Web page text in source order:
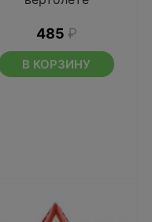
485 ₽
В КОРЗИНУ